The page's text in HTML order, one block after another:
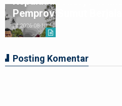
Pemprov Sumut
2026-08-10
Posting Komentar